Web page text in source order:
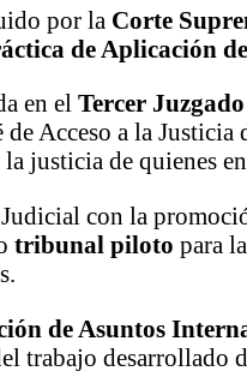
por la Corte
de Aplicación
en el Tercer
de Acceso a la
justicia de quienes
con la
tribunal piloto para
de Asuntos
trabajo desarrollado